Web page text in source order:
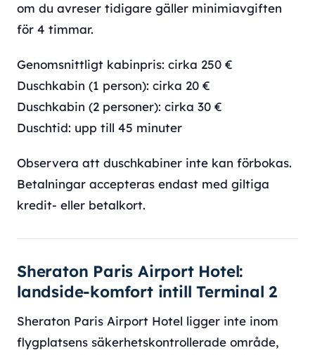
om du avreser tidigare gäller minimiavgiften
för 4 timmar.
Genomsnittligt kabinpris: cirka 250 €
Duschkabin (1 person): cirka 20 €
Duschkabin (2 personer): cirka 30 €
Duschtid: upp till 45 minuter
Observera att duschkabiner inte kan förbokas.
Betalningar accepteras endast med giltiga
kredit- eller betalkort.
Sheraton Paris Airport Hotel:
landside-komfort intill Terminal 2
Sheraton Paris Airport Hotel ligger inte inom
flygplatsens säkerhetskontrollerade område,